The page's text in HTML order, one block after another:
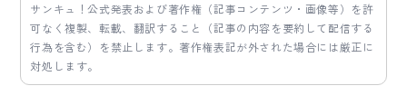
サンキュ！公式発表および著作権（記事コンテンツ・画像等）を許
可なく複製、転載、翻訳すること（記事の内容を要約して配信する
行為を含む）を禁止します。著作権表記が外された場合には厳正に
対処します。